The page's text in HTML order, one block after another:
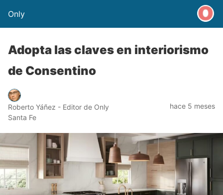
Only
Adopta las claves en interiorismo
de Consentino
Roberto Yáñez - Editor de Only
Santa Fe
hace 5 meses